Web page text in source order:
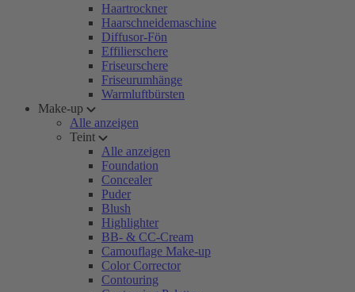
Haartrockner
Haarschneidemaschine
Diffusor-Fön
Effilierschere
Friseurschere
Friseurumhänge
Warmluftbürsten
Make-up
Alle anzeigen
Teint
Alle anzeigen
Foundation
Concealer
Puder
Blush
Highlighter
BB- & CC-Cream
Camouflage Make-up
Color Corrector
Contouring